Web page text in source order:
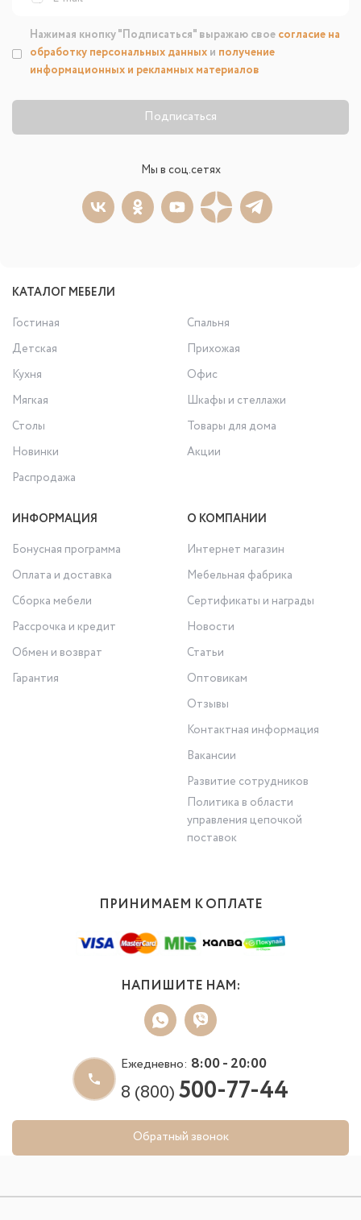
Подписаться
Нажимая кнопку "Подписаться" выражаю свое согласие на
обработку персональных данных и получение
информационных и рекламных материалов
Мы в соц.сетях
КАТАЛОГ МЕБЕЛИ
Гостиная
Спальня
Детская
Прихожая
Кухня
Офис
Мягкая
Шкафы и стеллажи
Столы
Товары для дома
Новинки
Акции
Распродажа
ИНФОРМАЦИЯ
Бонусная программа
Оплата и доставка
Сборка мебели
Рассрочка и кредит
Обмен и возврат
Гарантия
О КОМПАНИИ
Интернет магазин
Мебельная фабрика
Сертификаты и награды
Новости
Статьи
Оптовикам
Отзывы
Контактная информация
Вакансии
Развитие сотрудников
Политика в области
управления цепочкой
поставок
ПРИНИМАЕМ К ОПЛАТЕ
НАПИШИТЕ НАМ:
Ежедневно: 8:00 - 20:00
8 (800)500-77-44
Обратный звонок